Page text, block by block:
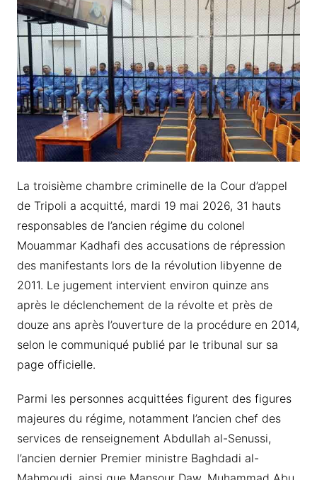
La troisième chambre criminelle de la Cour d’appel
de Tripoli a acquitté, mardi 19 mai 2026, 31 hauts
responsables de l’ancien régime du colonel
Mouammar Kadhafi des accusations de répression
des manifestants lors de la révolution libyenne de
2011. Le jugement intervient environ quinze ans
après le déclenchement de la révolte et près de
douze ans après l’ouverture de la procédure en 2014,
selon le communiqué publié par le tribunal sur sa
page officielle.
Parmi les personnes acquittées figurent des figures
majeures du régime, notamment l’ancien chef des
services de renseignement Abdullah al-Senussi,
l’ancien dernier Premier ministre Baghdadi al-